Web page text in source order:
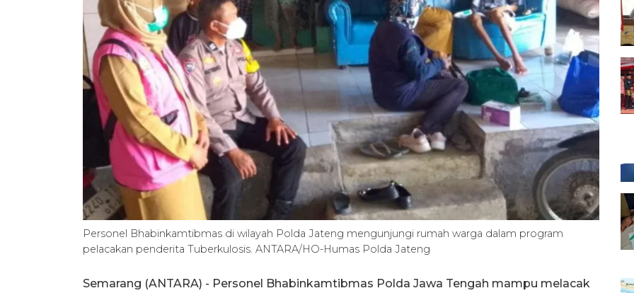
Personel Bhabinkamtibmas di wilayah Polda Jateng mengunjungi rumah warga dalam program
pelacakan penderita Tuberkulosis. ANTARA/HO-Humas Polda Jateng
Semarang (ANTARA) - Personel Bhabinkamtibmas Polda Jawa Tengah mampu melacak